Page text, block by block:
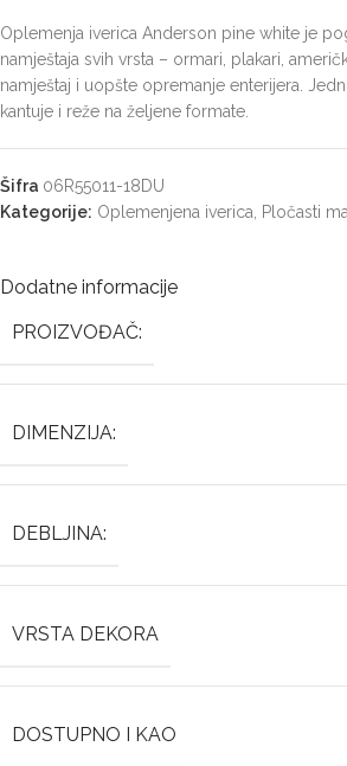
Oplemenja iverica Anderson pine white je
namještaja svih vrsta – ormari, plakari,
namještaj i uopšte opremanje enterijera.
kantuje i reže na željene formate.
Šifra 06R55011-18DU
Kategorije: Oplemenjena iverica Pločasti
Dodatne informacije
PROIZVOĐAČ:
DIMENZIJA:
DEBLJINA:
VRSTA DEKORA
DOSTUPNO I KAO